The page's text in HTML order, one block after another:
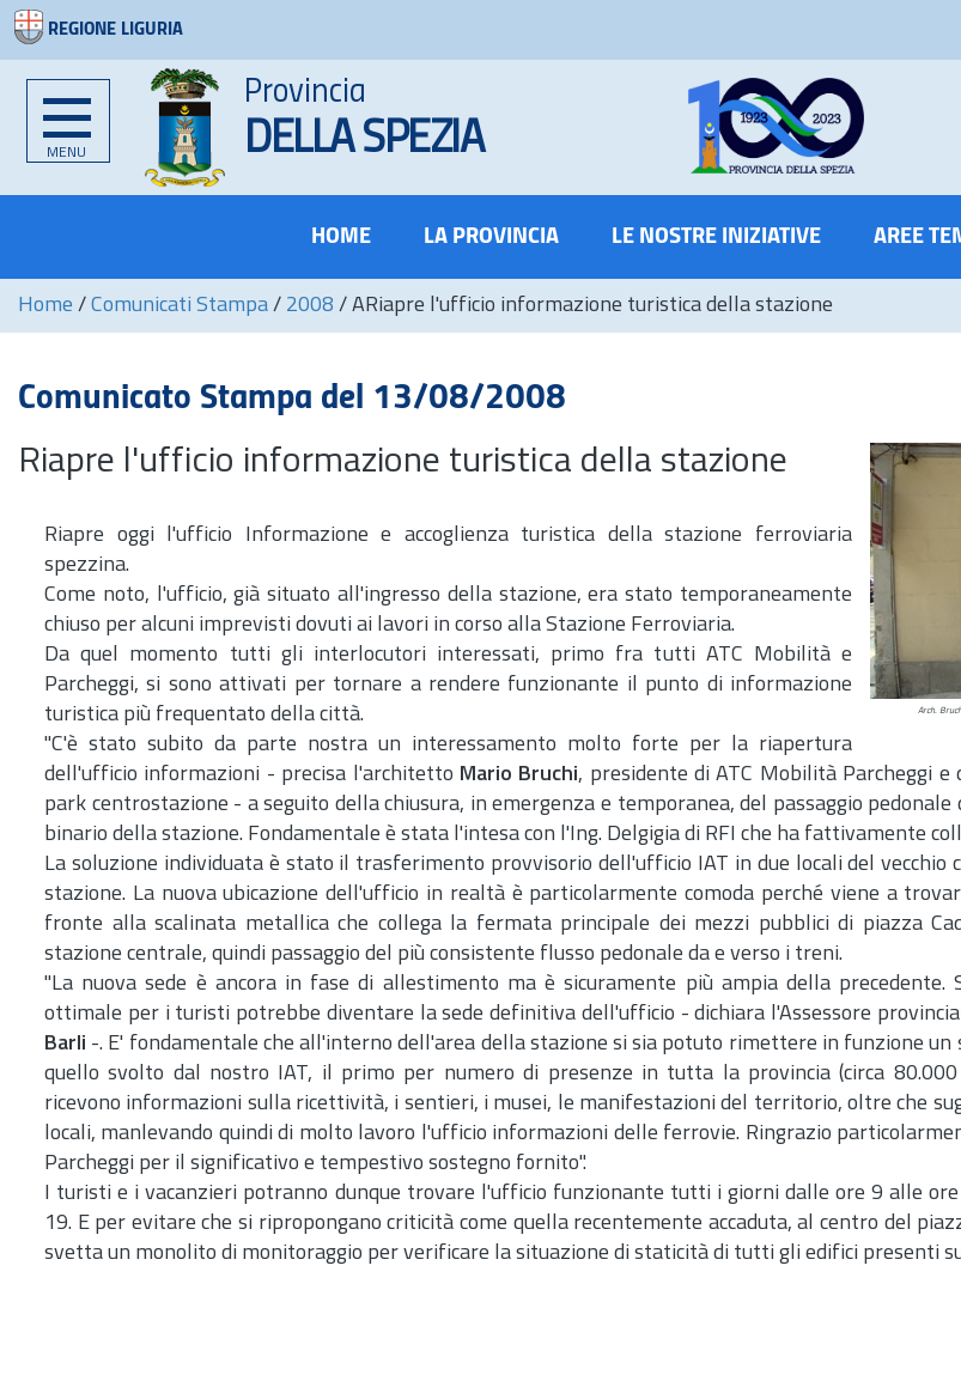
REGIONE LIGURIA
MENU
Provincia
DELLA SPEZIA
HOME LA PROVINCIA LE NOSTRE INIZIATIVE AREE
Home / Comunicati Stampa / 2008 / ARiapre l'ufficio informazione turistica della stazione
Comunicato Stampa del 13/08/2008
Arch.
Riapre l'ufficio informazione turistica della stazione
Riapre oggi l'ufficio Informazione e accoglienza turistica della stazione ferroviaria
spezzina.
Come noto, l'ufficio, già situato all'ingresso della stazione, era stato temporaneamente
chiuso per alcuni imprevisti dovuti ai lavori in corso alla Stazione Ferroviaria.
Da quel momento tutti gli interlocutori interessati, primo fra tutti ATC Mobilità e
Parcheggi, si sono attivati per tornare a rendere funzionante il punto di informazione
turistica più frequentato della città.
"C'è stato subito da parte nostra un interessamento molto forte per la riapertura
dell'ufficio informazioni - precisa l'architetto Mario Bruchi, presidente di ATC Mobilità Parcheggi
park centrostazione - a seguito della chiusura, in emergenza e temporanea, del passaggio pedonale
binario della stazione. Fondamentale è stata l'intesa con l'Ing. Delgigia di RFI che ha fattivamente
La soluzione individuata è stato il trasferimento provvisorio dell'ufficio IAT in due locali del vecchio
stazione. La nuova ubicazione dell'ufficio in realtà è particolarmente comoda perché viene a
fronte alla scalinata metallica che collega la fermata principale dei mezzi pubblici di piazza
stazione centrale, quindi passaggio del più consistente flusso pedonale da e verso i treni.
"La nuova sede è ancora in fase di allestimento ma è sicuramente più ampia della precedente.
ottimale per i turisti potrebbe diventare la sede definitiva dell'ufficio - dichiara l'Assessore
Barli -. E' fondamentale che all'interno dell'area della stazione si sia potuto rimettere in funzione un
quello svolto dal nostro IAT, il primo per numero di presenze in tutta la provincia (circa
ricevono informazioni sulla ricettività, i sentieri, i musei, le manifestazioni del territorio, oltre che
locali, manlevando quindi di molto lavoro l'ufficio informazioni delle ferrovie. Ringrazio
Parcheggi per il significativo e tempestivo sostegno fornito".
I turisti e i vacanzieri potranno dunque trovare l'ufficio funzionante tutti i giorni dalle ore 9 alle
19. E per evitare che si ripropongano criticità come quella recentemente accaduta, al centro del
svetta un monolito di monitoraggio per verificare la situazione di staticità di tutti gli edifici presenti